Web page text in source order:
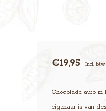
€19,95 Incl. btw
Chocolade auto in
eigenaar is van